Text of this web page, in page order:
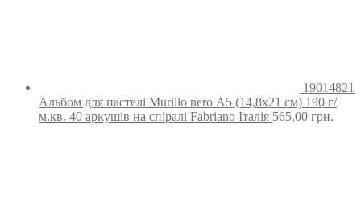
19014821
Альбом для пастелі Murillo nero А5 (14,8х21 см) 190 г/
м.кв. 40 аркушів на спіралі Fabriano Італія 565,00 грн.